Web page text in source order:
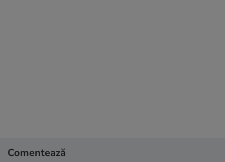
Comentează